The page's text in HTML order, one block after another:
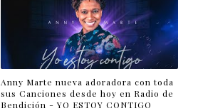
Anny Marte nueva adoradora con toda
sus Canciones desde hoy en Radio de
Bendición - YO ESTOY CONTIGO